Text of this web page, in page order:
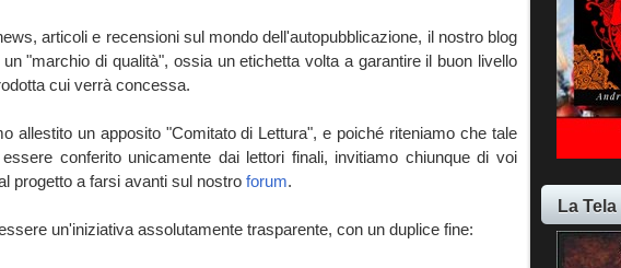
articoli e recensioni sul mondo dell'autopubblicazione, il nostro blog
"marchio di qualità", ossia un etichetta volta a garantire il buon livello
cui verrà concessa.
allestito un apposito "Comitato di Lettura", e poiché riteniamo che tale
conferito unicamente dai lettori finali, invitiamo chiunque di voi
progetto a farsi avanti sul nostro forum.
un'iniziativa assolutamente trasparente, con un duplice fine:
La